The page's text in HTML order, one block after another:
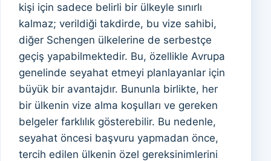
kişi için sadece belirli bir ülkeyle sınırlı
kalmaz; verildiği takdirde, bu vize sahibi,
diğer Schengen ülkelerine de serbestçe
geçiş yapabilmektedir. Bu, özellikle Avrupa
genelinde seyahat etmeyi planlayanlar için
büyük bir avantajdır. Bununla birlikte, her
bir ülkenin vize alma koşulları ve gereken
belgeler farklılık gösterebilir. Bu nedenle,
seyahat öncesi başvuru yapmadan önce,
tercih edilen ülkenin özel gereksinimlerini